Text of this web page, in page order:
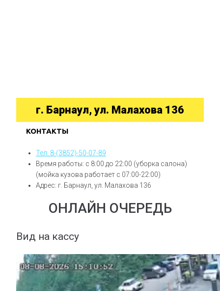
г. Барнаул, ул. Малахова 136
КОНТАКТЫ
Тел: 8-(3852)-50-07-89
Время работы: с 8:00 до 22:00 (уборка салона)
(мойка кузова работает с 07:00-22:00)
Адрес: г. Барнаул, ул. Малахова 136
ОНЛАЙН ОЧЕРЕДЬ
Вид на кассу